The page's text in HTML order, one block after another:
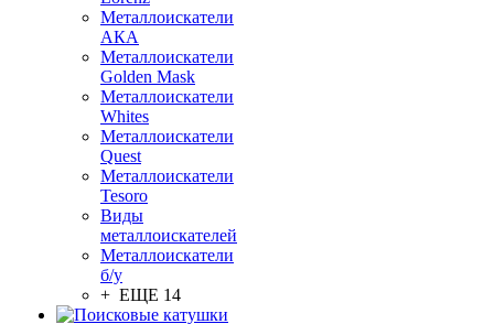
Металлоискатели
АКА
Металлоискатели
Golden Mask
Металлоискатели
Whites
Металлоискатели
Quest
Металлоискатели
Tesoro
Виды
металлоискателей
Металлоискатели
б/у
+ ЕЩЕ 14